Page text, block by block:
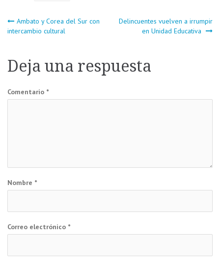
Navegación
entradas
Ambato y Corea del Sur con
intercambio cultural
Delincuentes vuelven a irrumpir
en Unidad Educativa
Deja una respuesta
Comentario *
Nombre *
Correo electrónico *